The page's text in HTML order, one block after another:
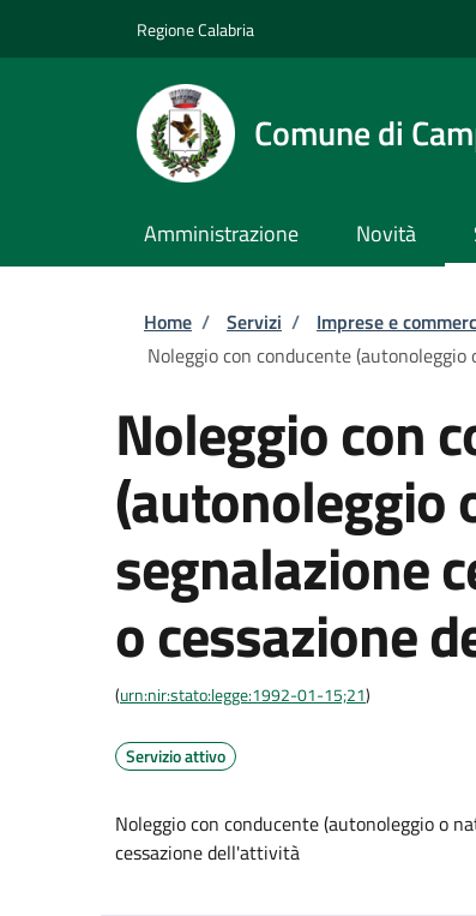
Regione Calabria
Comune di
Amministrazione Novità
Briciole di pane
Home / Servizi / Imprese e
Noleggio con conducente
Noleggio con
(autonoleggio
segnalazione
o cessazione
(urn:nir:stato:legge:1992-01-15;21)
Servizio attivo
Noleggio con conducente (autonoleggio o
cessazione dell'attività